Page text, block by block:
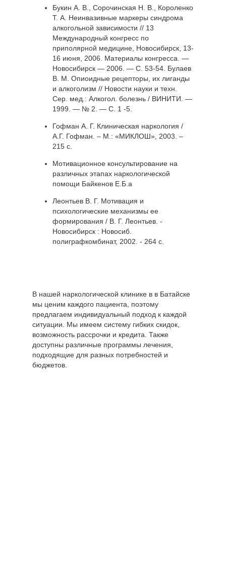
Букин А. В., Сорочинская Н. В., Короленко
Т. А. Неинвазивные маркеры синдрома
алкогольной зависимости // 13
Международный конгресс по
приполярной медицине, Новосибирск, 13-
16 июня, 2006. Материалы конгресса. —
Новосибирск — 2006. — С. 53-54. Булаев
В. М. Опиоидные рецепторы, их лиганды
и алкоголизм // Новости науки и техн.
Сер. мед.: Алкогол. болезнь / ВИНИТИ. —
1999. — № 2. — С. 1 -5.
Гофман А. Г. Клиническая наркология /
А.Г. Гофман. – М.: «МИКЛОШ», 2003. –
215 с.
Мотивационное консультирование на
различных этапах наркологической
помощи Байкенов Е.Б.a
Леонтьев В. Г. Мотивация и
психологические механизмы ее
формирования / В. Г. Леонтьев. -
Новосибирск : Новосиб.
полиграфкомбинат, 2002. - 264 с.
В нашей наркологической клинике в в Батайске
мы ценим каждого пациента, поэтому
предлагаем индивидуальный подход к каждой
ситуации. Мы имеем систему гибких скидок,
возможность рассрочки и кредита. Также
доступны различные программы лечения,
подходящие для разных потребностей и
бюджетов.